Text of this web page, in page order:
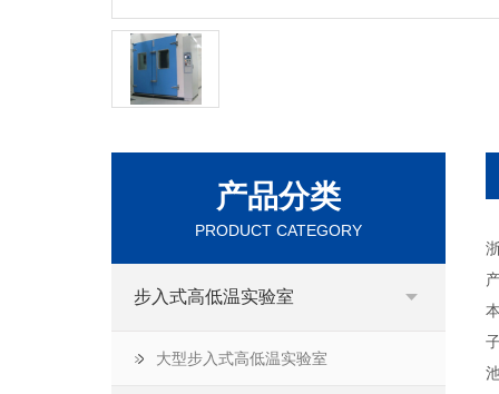
产品分类
PRODUCT CATEGORY
步入式高低温实验室
大型步入式高低温实验室